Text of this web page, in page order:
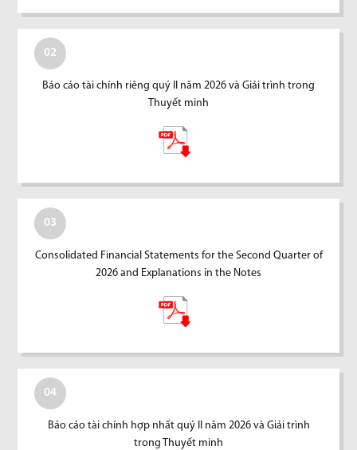
02
Báo cáo tài chính riêng quý II năm 2026 và Giải trình trong
Thuyết minh
03
Consolidated Financial Statements for the Second Quarter of
2026 and Explanations in the Notes
04
Báo cáo tài chính hợp nhất quý II năm 2026 và Giải trình
trong Thuyết minh